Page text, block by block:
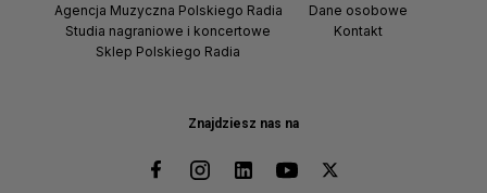
Znajdziesz nas na
Agencja Muzyczna Polskiego Radia
Studia nagraniowe i koncertowe
Sklep Polskiego Radia
Dane osobowe
Kontakt